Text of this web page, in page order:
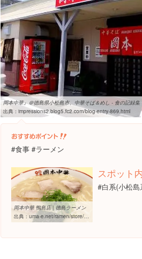
岡本中華』＠徳島県小松島市、中華そば＆めし - 食の記録集
出典： impressions2.blog5.fc2.com/blog-entry-869.html
#食事 #ラーメン
岡本中華 鴨島店 | 徳島ラーメン
出典： uma-e.net/ramen/store/3082
スポット
#白系(小松